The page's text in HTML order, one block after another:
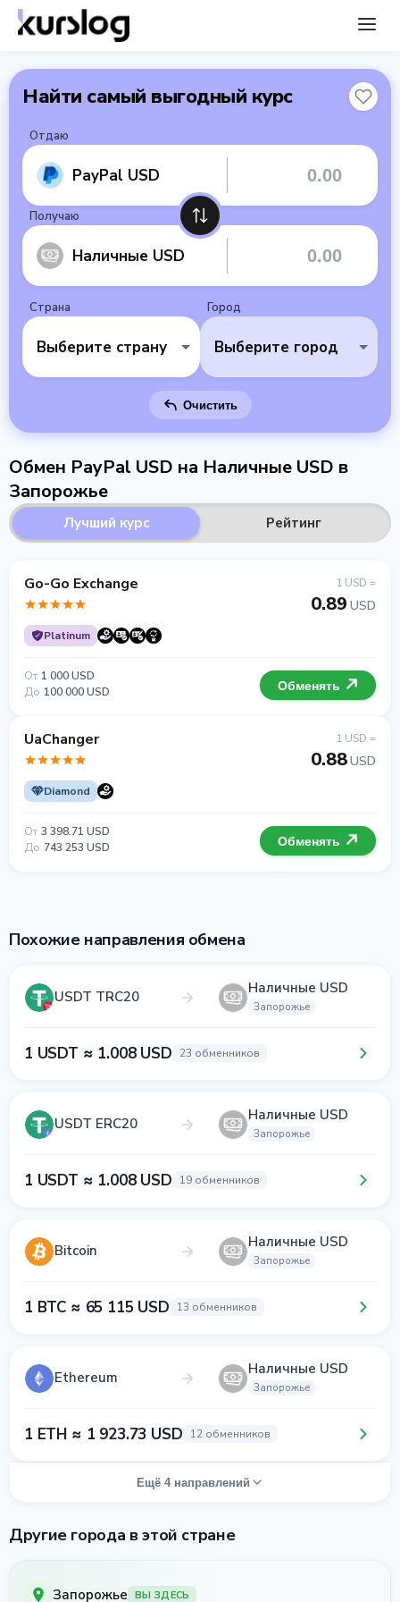
Найти самый выгодный курс
Отдаю
PayPal USD
Получаю
Наличные USD
Страна
Выберите страну
Город
Выберите город
Очистить
Обмен PayPal USD на Наличные USD в
Запорожье
Лучший курс Рейтинг
Go-Go Exchange
Platinum
1 USD =
0.89 USD
От 1 000 USD
До 100 000 USD Обменять
UaChanger
Diamond
1 USD =
0.88USD
От 3 398.71 USD
До 743 253 USD Обменять
Похожие направления обмена
USDT TRC20 Наличные USD
Запорожье
1 USDT ≈ 1.008 USD 23 обменников
USDT ERC20 Наличные USD
Запорожье
1 USDT ≈ 1.008 USD 19 обменников
Bitcoin Наличные USD
Запорожье
1 BTC ≈ 65 115 USD 13 обменников
Ethereum Наличные USD
Запорожье
1 ETH ≈ 1 923.73 USD 12 обменников
Ещё 4 направлений
Другие города в этой стране
Запорожье ВЫ ЗДЕСЬ